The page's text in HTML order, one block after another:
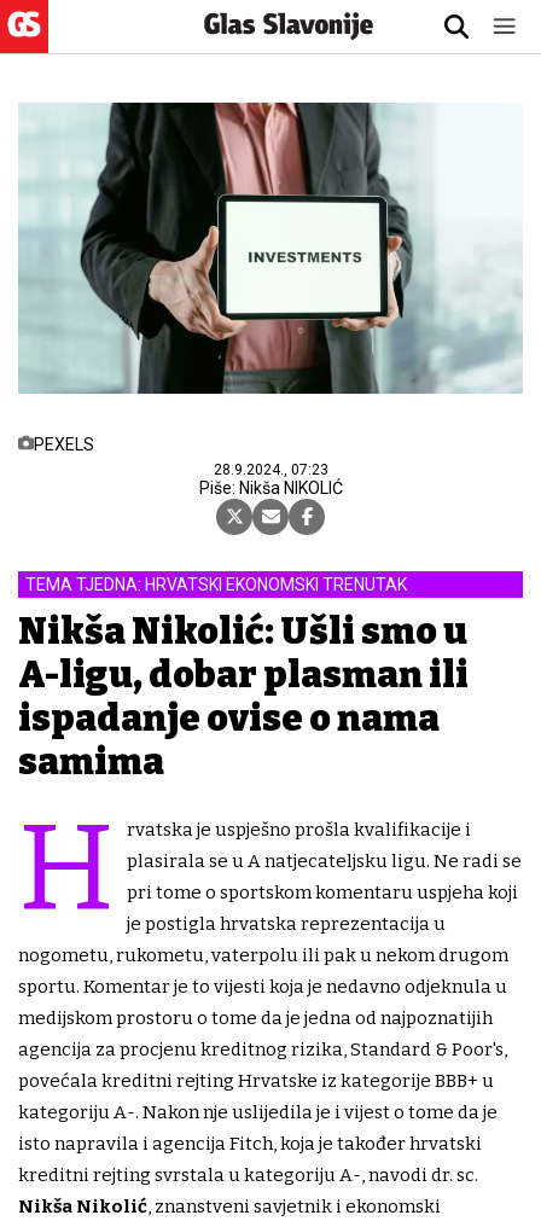
PEXELS
28.9.2024., 07:23
Piše: Nikša NIKOLIĆ
TEMA TJEDNA: HRVATSKI EKONOMSKI TRENUTAK
Nikša Nikolić: Ušli smo u
A-ligu, dobar plasman ili
ispadanje ovise o nama
samima
H
rvatska je uspješno prošla kvalifikacije i
plasirala se u A natjecateljsku ligu. Ne radi se
pri tome o sportskom komentaru uspjeha koji
je postigla hrvatska reprezentacija u
nogometu, rukometu, vaterpolu ili pak u nekom drugom
sportu. Komentar je to vijesti koja je nedavno odjeknula u
medijskom prostoru o tome da je jedna od najpoznatijih
agencija za procjenu kreditnog rizika, Standard & Poor's,
povećala kreditni rejting Hrvatske iz kategorije BBB+ u
kategoriju A-. Nakon nje uslijedila je i vijest o tome da je
isto napravila i agencija Fitch, koja je također hrvatski
kreditni rejting svrstala u kategoriju A-, navodi dr. sc.
Nikša Nikolić, znanstveni savjetnik i ekonomski